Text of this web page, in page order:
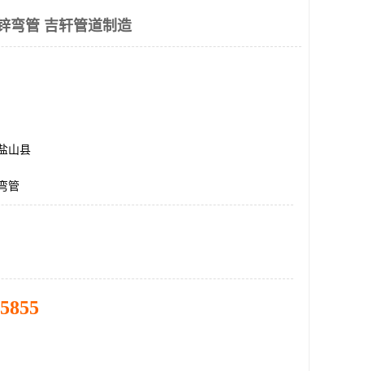
弯管 吉轩管道制造
山县
管